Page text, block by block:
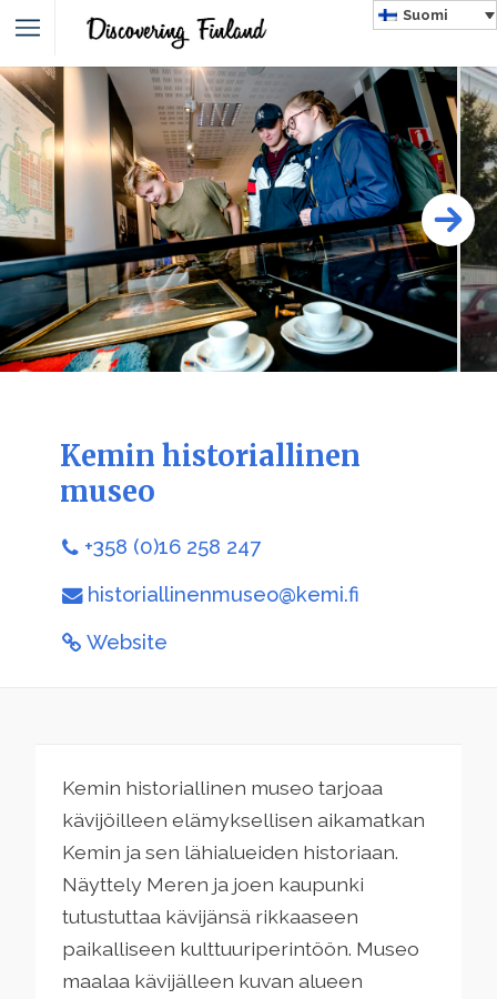
Suomi
Kemin historiallinen
museo
+358 (0)16 258 247
historiallinenmuseo@kemi.fi
Website
Kemin historiallinen museo tarjoaa
kävijöilleen elämyksellisen aikamatkan
Kemin ja sen lähialueiden historiaan.
Näyttely Meren ja joen kaupunki
tutustuttaa kävijänsä rikkaaseen
paikalliseen kulttuuriperintöön. Museo
maalaa kävijälleen kuvan alueen